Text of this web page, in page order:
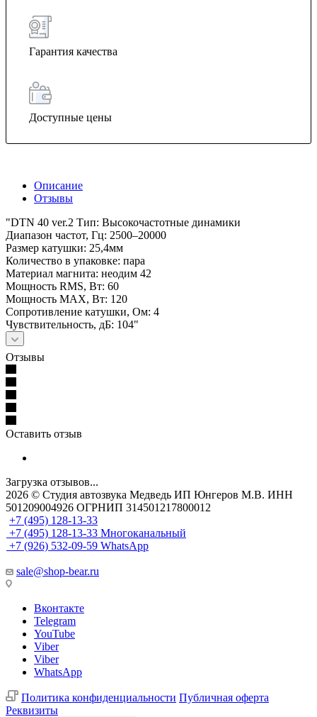
Гарантия качества
Доступные цены
Описание
Отзывы
"DTN 40 ver.2 Тип: Высокочастотные динамики
Диапазон частот, Гц: 2500–20000
Размер катушки: 25,4мм
Количество в упаковке: пара
Материал магнита: неодим 42
Мощность RMS, Вт: 60
Мощность MAX, Вт: 120
Сопротивление катушки, Ом: 4
Чувствительность, дБ: 104"
Отзывы
Оставить отзыв
Загрузка отзывов...
2026 © Cтудия автозвука Медведь ИП Юнгеров М.В. ИНН
501209004926 ОГРНИП 314501217800012
+7 (495) 128-13-33
+7 (495) 128-13-33 Многоканальный
+7 (926) 532-09-59 WhatsApp
sale@shop-bear.ru
Вконтакте
Telegram
YouTube
Viber
Viber
WhatsApp
Политика конфиденциальности Публичная оферта
Реквизиты